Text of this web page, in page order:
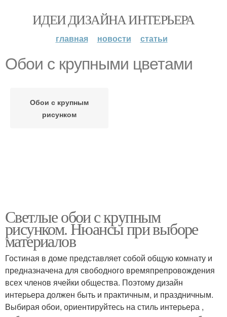
ИДЕИ ДИЗАЙНА ИНТЕРЬЕРА
главная новости статьи
Обои с крупными цветами
Обои с крупным
рисунком
Светлые обои с крупным
рисунком. Нюансы при выборе
материалов
Гостиная в доме представляет собой общую комнату и
предназначена для свободного времяпрепровождения
всех членов ячейки общества. Поэтому дизайн
интерьера должен быть и практичным, и праздничным.
Выбирая обои, ориентируйтесь на стиль интерьера ,